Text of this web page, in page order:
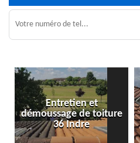
Entretien et
démoussage de toiture
36 Indre